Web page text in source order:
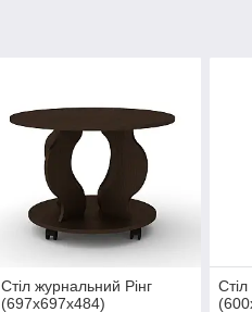
Стіл журнальний Рінг
(697х697х484)